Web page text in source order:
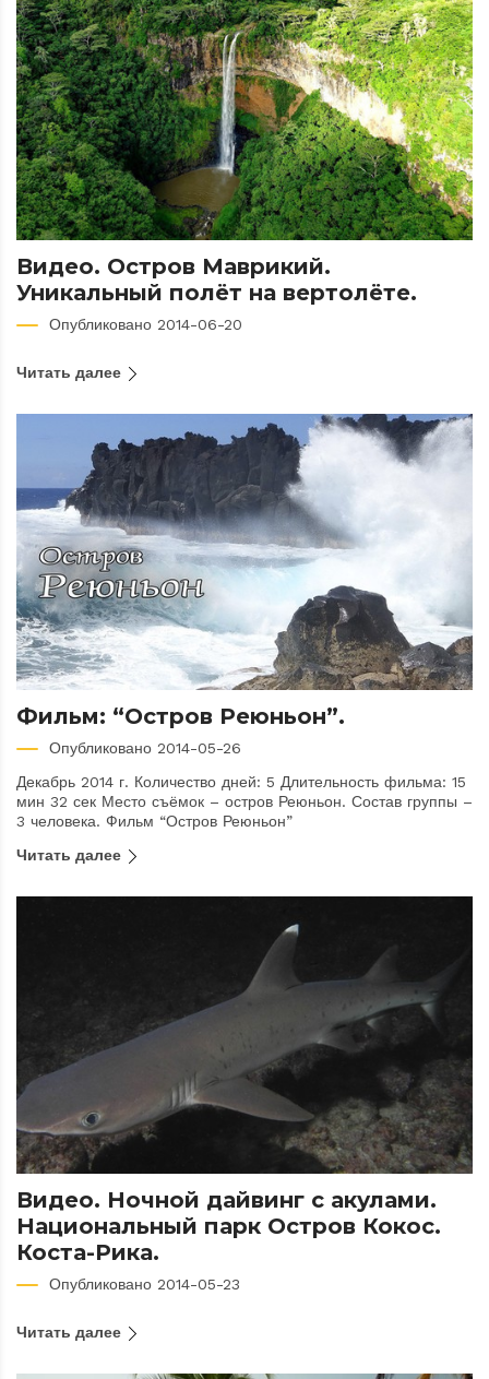
Видео. Остров Маврикий.
Уникальный полёт на вертолёте.
Опубликовано 2014-06-20
Читать далее
Фильм: “Остров Реюньон”.
Опубликовано 2014-05-26
Декабрь 2014 г. Количество дней: 5 Длительность фильма: 15
мин 32 сек Место съёмок – остров Реюньон. Состав группы –
3 человека. Фильм “Остров Реюньон”
Читать далее
Видео. Ночной дайвинг с акулами.
Национальный парк Остров Кокос.
Коста-Рика.
Опубликовано 2014-05-23
Читать далее